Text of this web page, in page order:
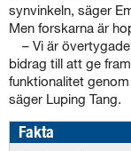
synvinkeln, säger
Men forskarna är
– Vi är
bidrag till att ge
funktionalitet
säger Luping Tang.
Fakta